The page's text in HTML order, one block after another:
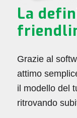
La
Grazie al
attimo
il modello del
ritrovando